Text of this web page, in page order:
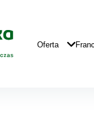
Główna
Nawigacja
Oferta